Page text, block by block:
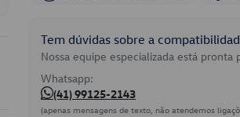
Tem dúvidas sobre a
Nossa equipe especializada está pronta
Whatsapp:
(41) 99125-2143
(apenas mensagens de texto, não atendemos